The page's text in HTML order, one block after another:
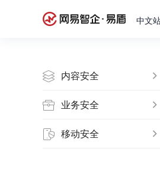
中文
内容安全
业务安全
移动安全